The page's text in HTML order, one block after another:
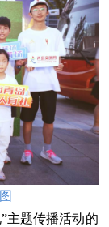
题传播活动的